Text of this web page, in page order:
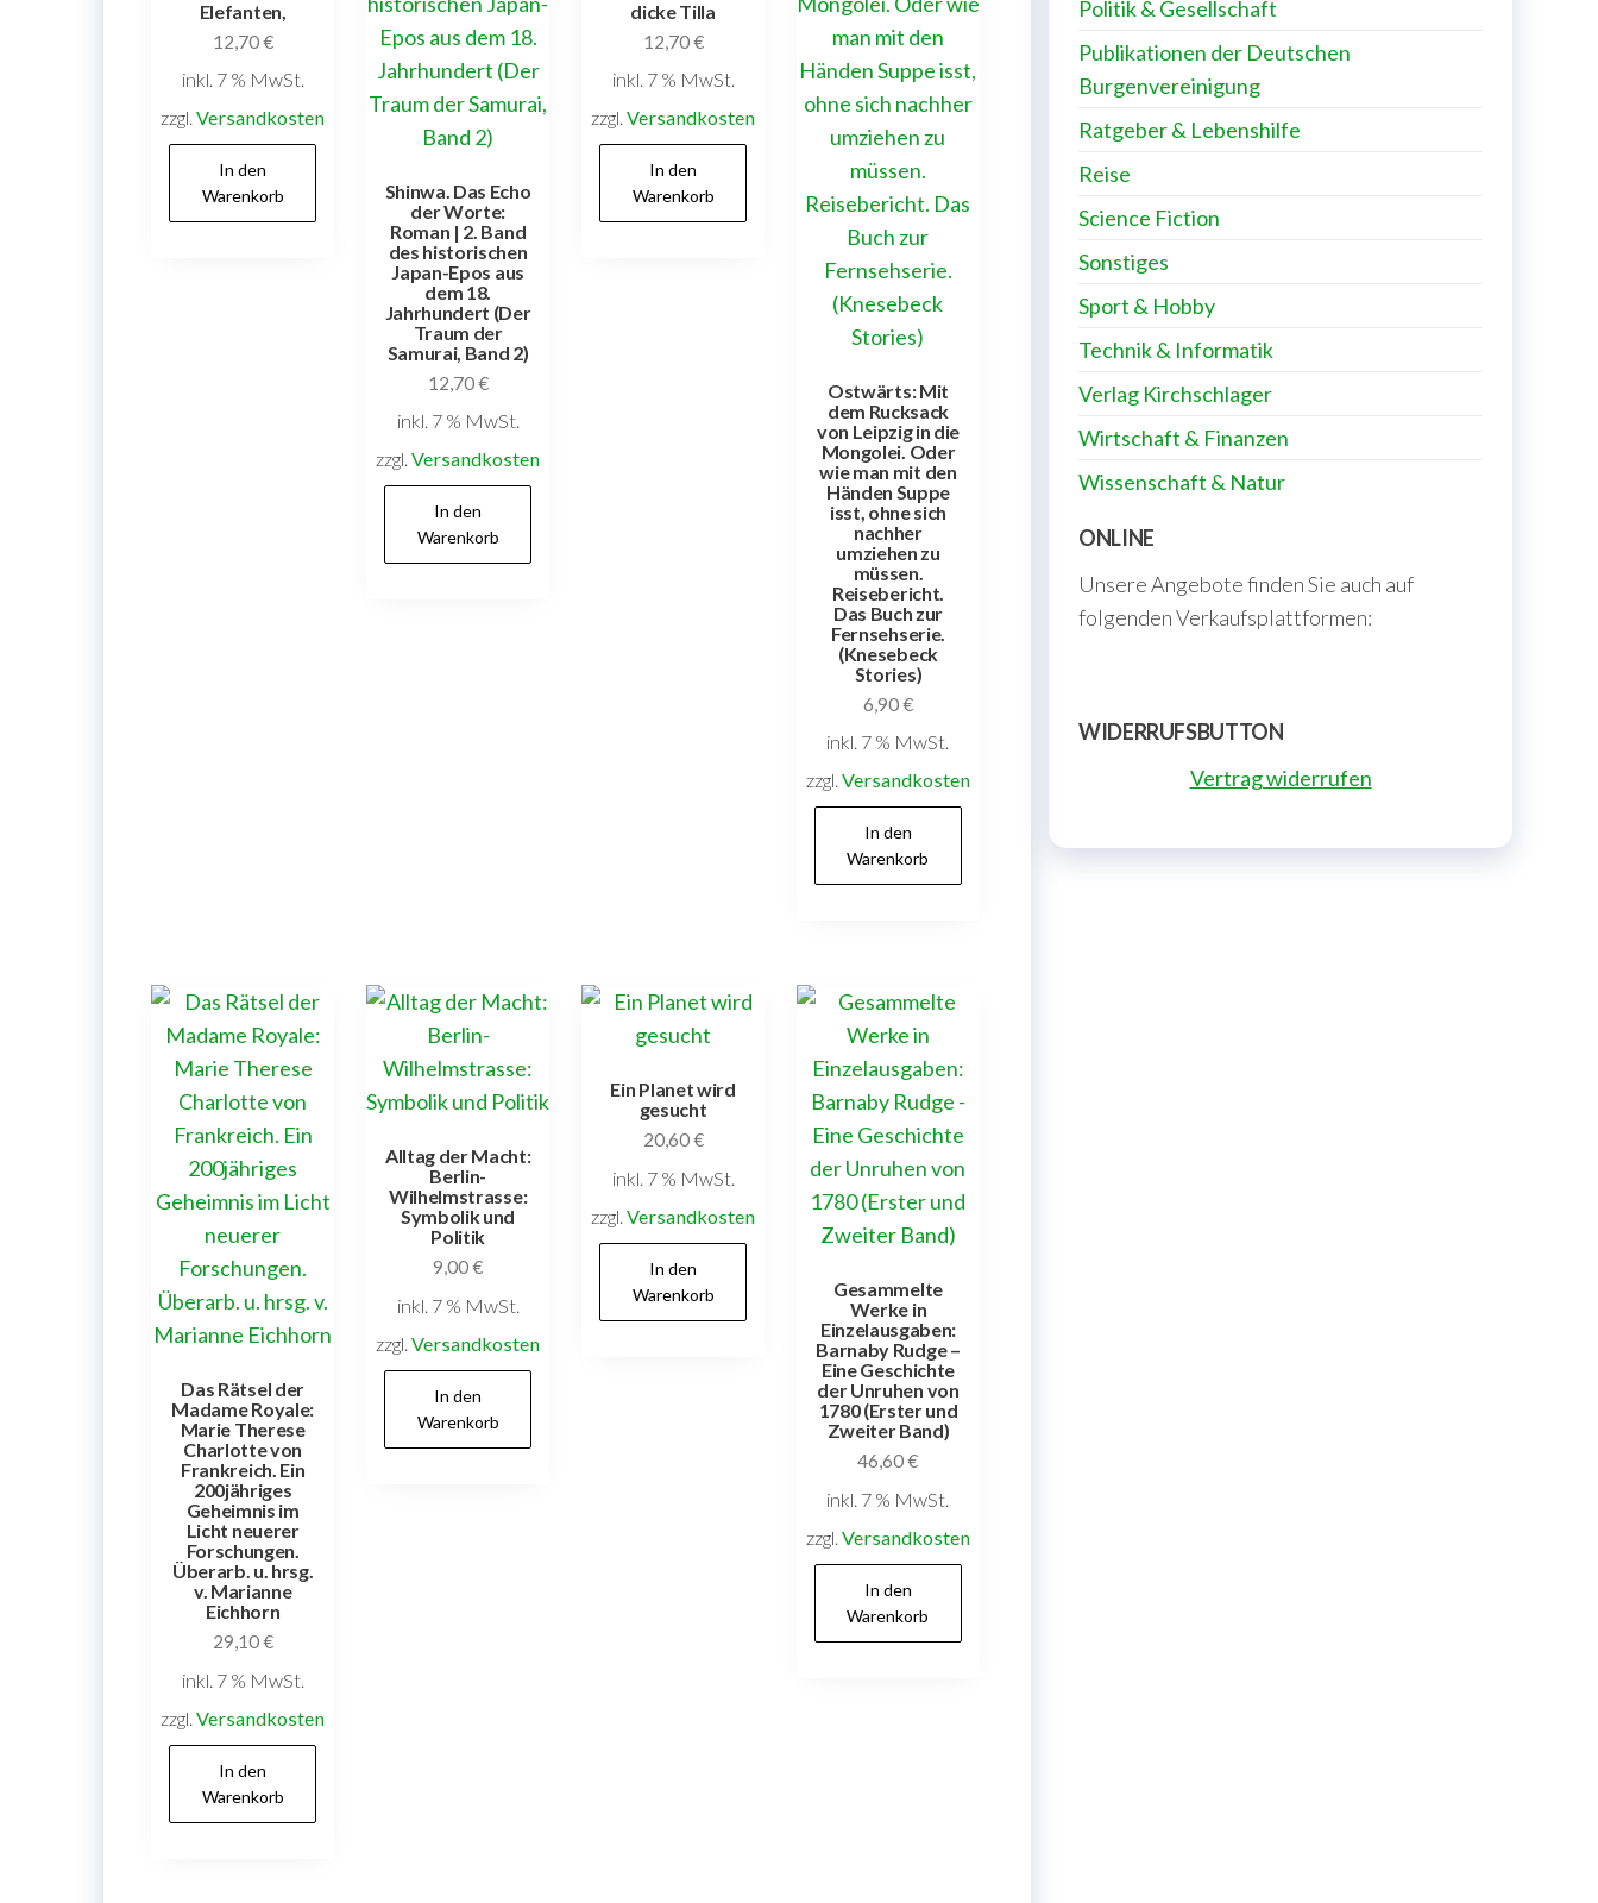
Elefanten,
12,70€
inkl. 7 % MwSt.
zzgl.Versandkosten
In den
Warenkorb
Shinwa. Das Echo
der Worte:
Roman | 2. Band
des historischen
Japan-Epos aus
dem 18.
Jahrhundert (Der
Traum der
Samurai, Band 2)
12,70€
inkl. 7 % MwSt.
zzgl.Versandkosten
In den
Warenkorb
dicke Tilla
12,70€
inkl. 7 % MwSt.
zzgl.Versandkosten
In den
Warenkorb
Ostwärts: Mit
dem Rucksack
von Leipzig in die
Mongolei. Oder
wie man mit den
Händen Suppe
isst, ohne sich
nachher
umziehen zu
müssen.
Reisebericht.
Das Buch zur
Fernsehserie.
(Knesebeck
Stories)
6,90€
inkl. 7 % MwSt.
zzgl. Versandkosten
In den
Warenkorb
Das Rätsel der
Madame Royale:
Marie Therese
Charlotte von
Frankreich. Ein
200jähriges
Geheimnis im
Licht neuerer
Forschungen.
Überarb. u. hrsg.
v. Marianne
Eichhorn
29,10€
inkl. 7 % MwSt.
zzgl.Versandkosten
In den
Warenkorb
Alltag der Macht:
Berlin-
Wilhelmstrasse:
Symbolik und
Politik
9,00€
inkl. 7 % MwSt.
zzgl.Versandkosten
In den
Warenkorb
Ein Planet wird
gesucht
20,60€
inkl. 7 % MwSt.
zzgl.Versandkosten
In den
Warenkorb
Gesammelte
Werke in
Einzelausgaben:
Barnaby Rudge –
Eine Geschichte
der Unruhen von
1780 (Erster und
Zweiter Band)
46,60€
inkl. 7 % MwSt.
zzgl. Versandkosten
In den
Warenkorb
Politik & Gesellschaft
Publikationen der Deutschen
Burgenvereinigung
Ratgeber & Lebenshilfe
Reise
Science Fiction
Sonstiges
Sport & Hobby
Technik & Informatik
Verlag Kirchschlager
Wirtschaft & Finanzen
Wissenschaft & Natur
ONLINE
Unsere Angebote finden Sie auch auf
folgenden Verkaufsplattformen:
WIDERRUFSBUTTON
Vertrag widerrufen